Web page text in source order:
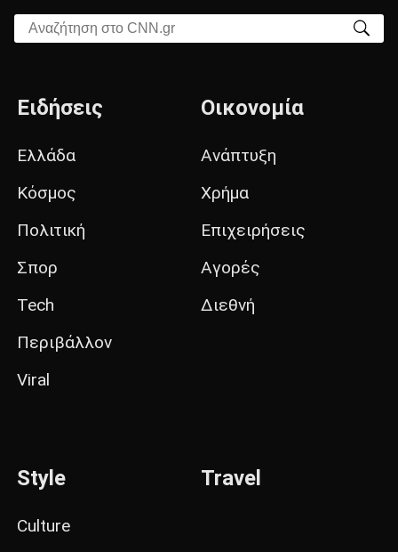
Αναζήτηση στο CNN.gr
Ειδήσεις
Ελλάδα
Κόσμος
Πολιτική
Σπορ
Tech
Περιβάλλον
Viral
Οικονομία
Ανάπτυξη
Χρήμα
Επιχειρήσεις
Αγορές
Διεθνή
Style
Culture
Travel